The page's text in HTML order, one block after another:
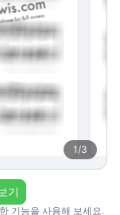
1/3
기능을 사용해 보세요.
기